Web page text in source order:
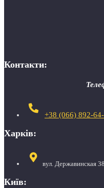
Контакти:
+38 (066) 892-
Харків:
вул. Державинская
Київ: